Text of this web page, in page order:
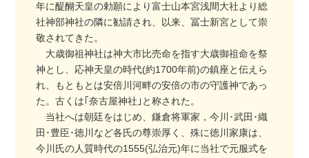
年に醍醐天皇の勅願により富士山本宮浅間大社より総
社神部神社の隣に勧請され、以来、冨士新宮として崇
敬されてきた。
大歳御祖神社は神大市比売命を指す大歳御祖命を祭
神とし、応神天皇の時代(約1700年前)の鎮座と伝えら
れ、もともとは安倍川河畔の安倍の市の守護神であっ
た。古くは｢奈古屋神社｣と称された。
当社へは朝廷をはじめ、鎌倉将軍家，今川･武田･織
田･豊臣･徳川など各氏の尊崇厚く、殊に徳川家康は、
今川氏の人質時代の1555(弘治元)年に当社で元服式を